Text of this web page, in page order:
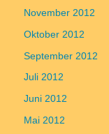
November 2012
Oktober 2012
September 2012
Juli 2012
Juni 2012
Mai 2012